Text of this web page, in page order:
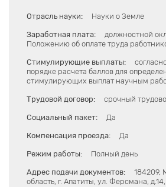
Отрасль науки: Науки о Земле
Заработная плата:
должностной
Положению об оплате труда
Стимулирующие выплаты:
порядке расчета баллов для
стимулирующих выплат научным
Трудовой договор: срочный
Социальный пакет: Да
Компенсация проезда: Да
Режим работы: Полный день
Адрес подачи документов:
184209,
область, г. Апатиты, ул. Ферсмана,